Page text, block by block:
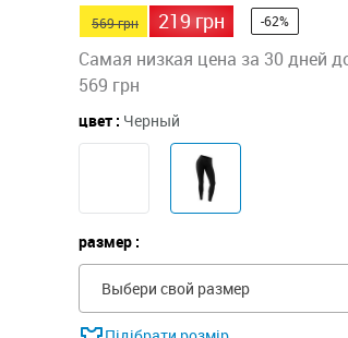
569 грн 219 грн -62%
Самая низкая цена за 30 дней
569 грн
цвет : Черный
размер :
Выбери свой размер